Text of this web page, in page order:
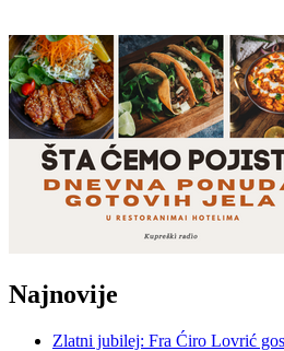
Najnovije
Zlatni jubilej: Fra Ćiro Lovrić